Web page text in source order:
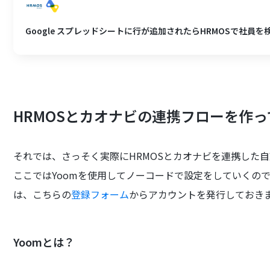
Google スプレッドシートに行が追加されたらHRMOSで社員
HRMOSとカオナビの連携フローを作
それでは、さっそく実際にHRMOSとカオナビを連携した
ここではYoomを使用してノーコードで設定をしていくの
は、こちらの登録フォームからアカウントを発行しておき
Yoomとは？